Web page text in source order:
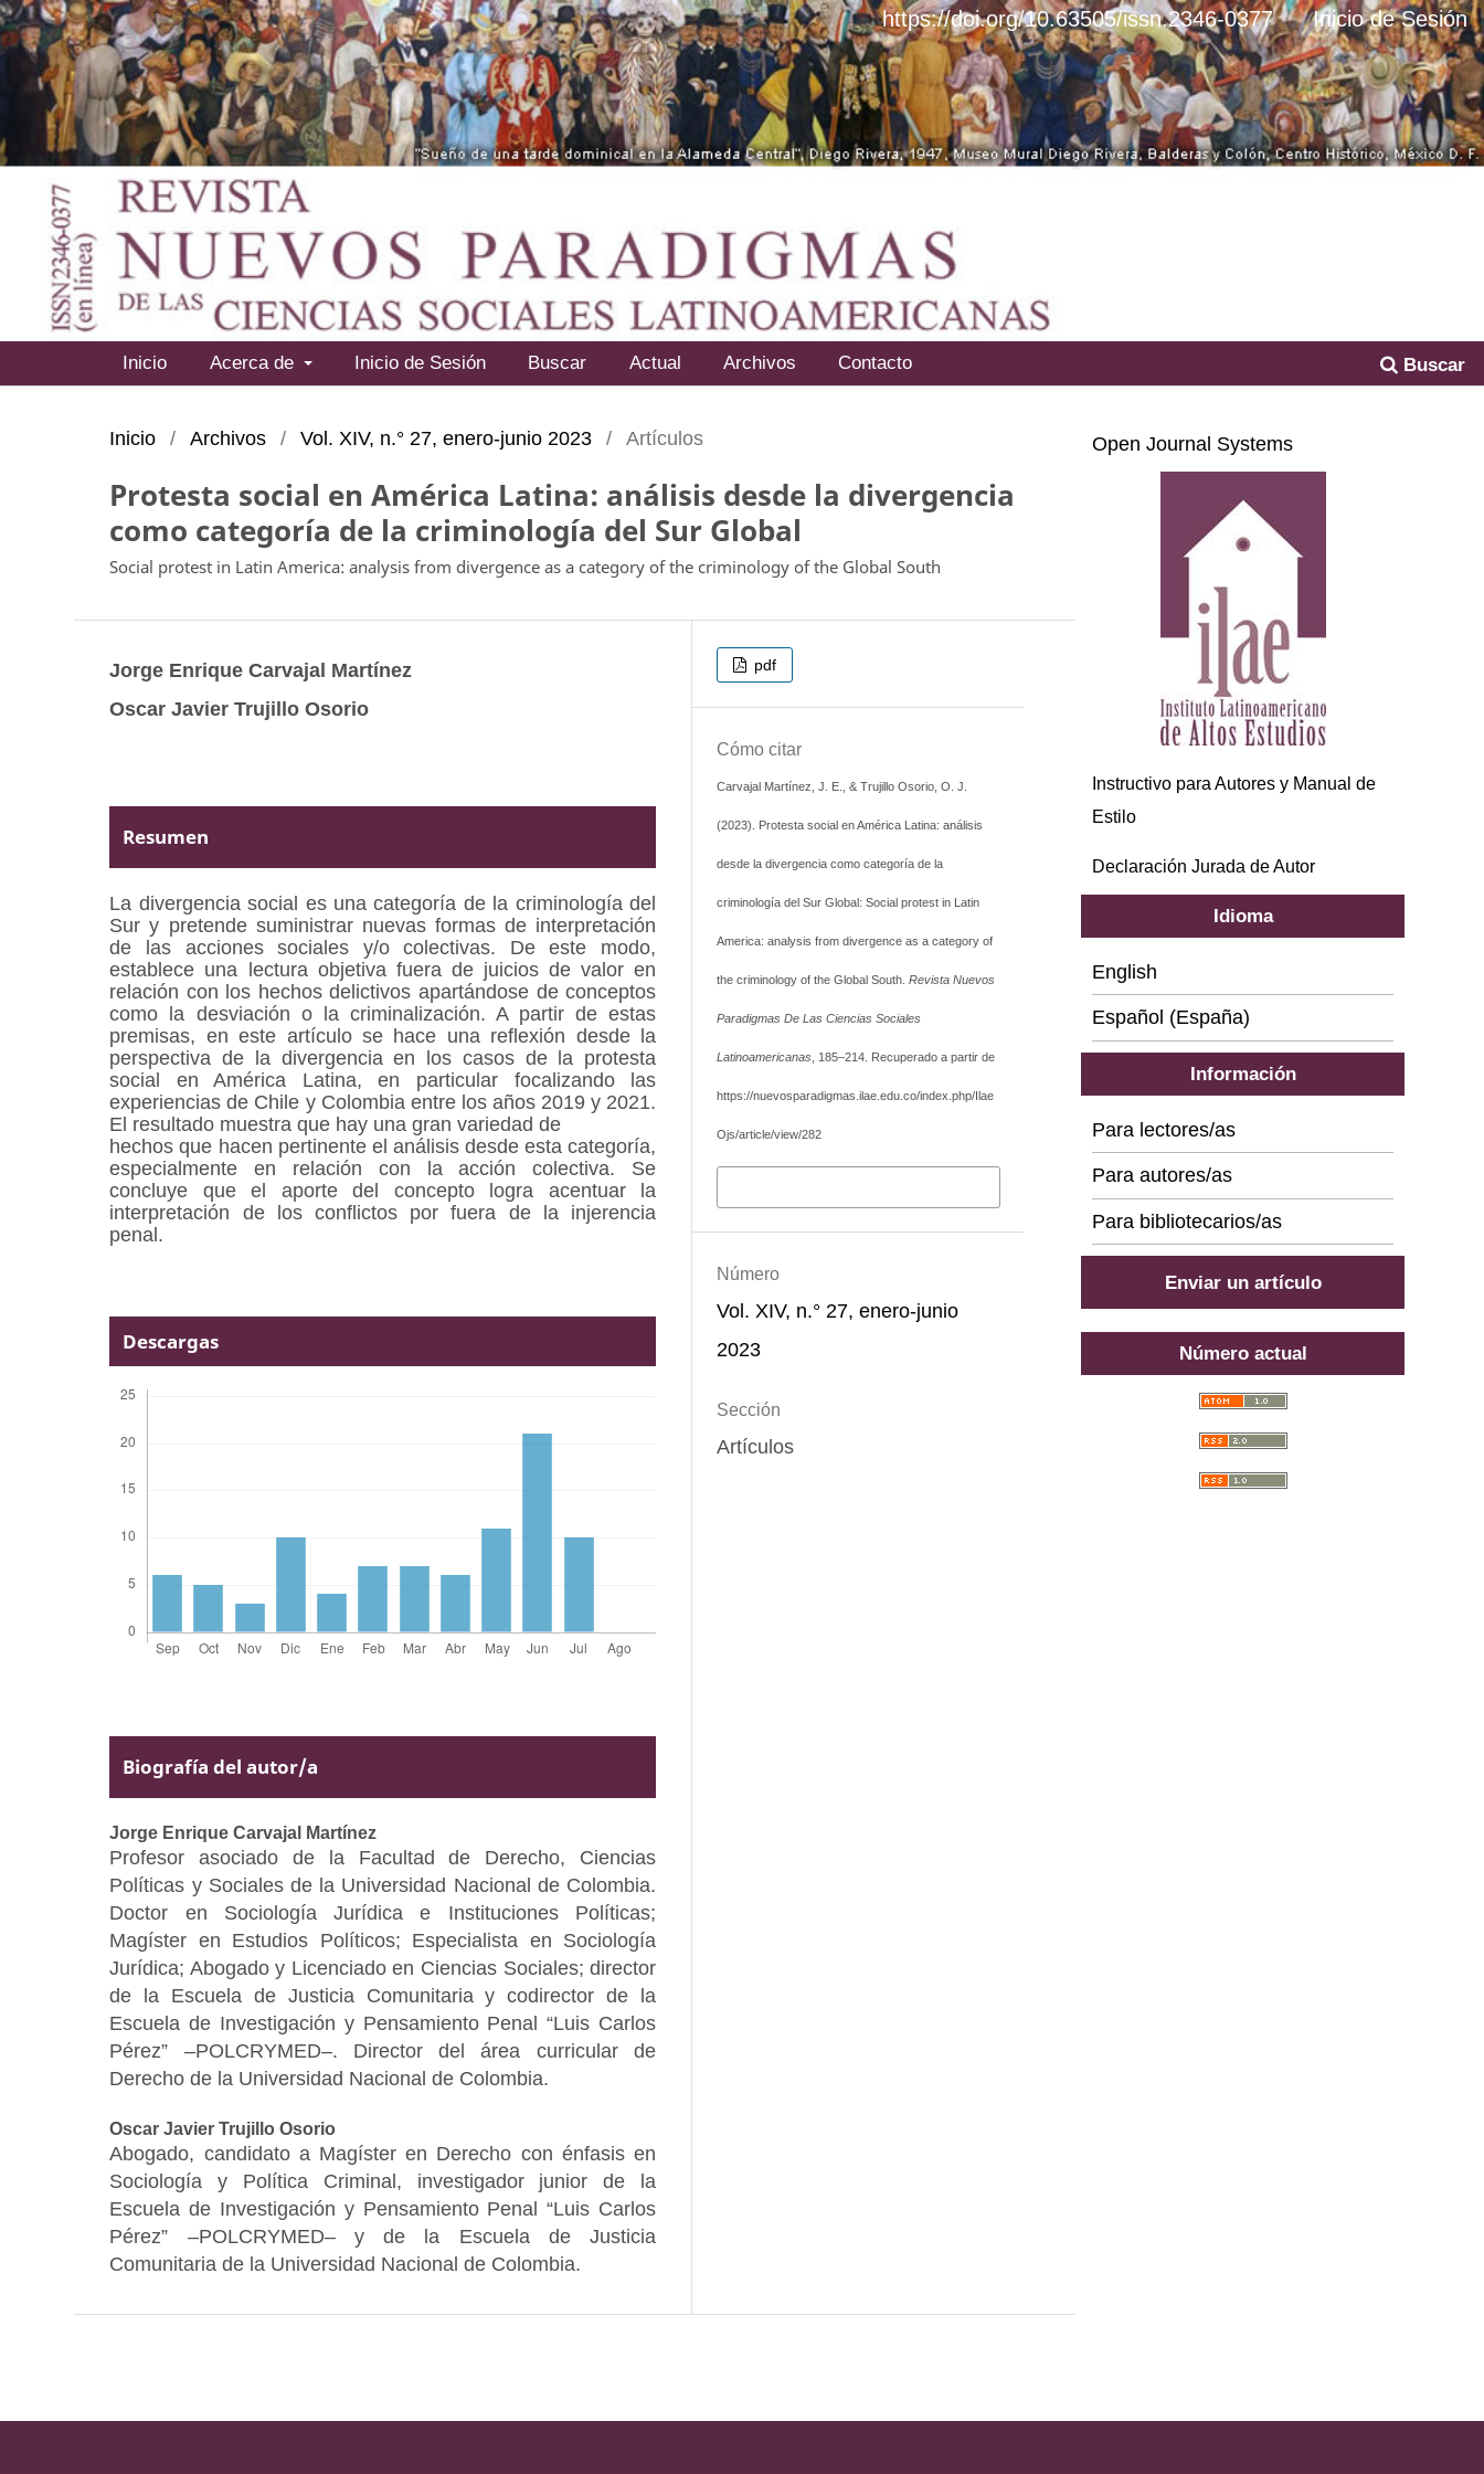
Inicio Acerca de Inicio de Sesión Buscar Actual Archivos Contacto Buscar
https://doi.org/10.63505/issn.2346-0377 Inicio de Sesión
Inicio / Archivos / Vol. XIV, n.° 27, enero-junio 2023 / Artículos
Protesta social en América Latina: análisis desde la divergencia
como categoría de la criminología del Sur Global
Social protest in Latin America: analysis from divergence as a category of the criminology of the Global South
Jorge Enrique Carvajal Martínez
Oscar Javier Trujillo Osorio
Resumen
La divergencia social es una categoría de la criminología del
Sur y pretende suministrar nuevas formas de interpretación
de las acciones sociales y/o colectivas. De este modo,
establece una lectura objetiva fuera de juicios de valor en
relación con los hechos delictivos apartándose de conceptos
como la desviación o la criminalización. A partir de estas
premisas, en este artículo se hace una reflexión desde la
perspectiva de la divergencia en los casos de la protesta
social en América Latina, en particular focalizando las
experiencias de Chile y Colombia entre los años 2019 y 2021.
El resultado muestra que hay una gran variedad de
hechos que hacen pertinente el análisis desde esta categoría,
especialmente en relación con la acción colectiva. Se
concluye que el aporte del concepto logra acentuar la
interpretación de los conflictos por fuera de la injerencia
penal.
Descargas
Biografía del autor/a
Jorge Enrique Carvajal Martínez
Profesor asociado de la Facultad de Derecho, Ciencias
Políticas y Sociales de la Universidad Nacional de Colombia.
Doctor en Sociología Jurídica e Instituciones Políticas;
Magíster en Estudios Políticos; Especialista en Sociología
Jurídica; Abogado y Licenciado en Ciencias Sociales; director
de la Escuela de Justicia Comunitaria y codirector de la
Escuela de Investigación y Pensamiento Penal “Luis Carlos
Pérez” –POLCRYMED–. Director del área curricular de
Derecho de la Universidad Nacional de Colombia.
Oscar Javier Trujillo Osorio
Abogado, candidato a Magíster en Derecho con énfasis en
Sociología y Política Criminal, investigador junior de la
Escuela de Investigación y Pensamiento Penal “Luis Carlos
Pérez” –POLCRYMED– y de la Escuela de Justicia
Comunitaria de la Universidad Nacional de Colombia.
pdf
Cómo citar
Carvajal Martínez, J. E., & Trujillo Osorio, O. J.
(2023). Protesta social en América Latina: análisis
desde la divergencia como categoría de la
criminología del Sur Global: Social protest in Latin
America: analysis from divergence as a category of
the criminology of the Global South. Revista Nuevos
Paradigmas De Las Ciencias Sociales
Latinoamericanas, 185–214. Recuperado a partir de
https://nuevosparadigmas.ilae.edu.co/index.php/Ilae
Ojs/article/view/282
Número
Vol. XIV, n.° 27, enero-junio
2023
Sección
Artículos
Open Journal Systems
Instructivo para Autores y Manual de
Estilo
Declaración Jurada de Autor
Idioma
English
Español (España)
Información
Para lectores/as
Para autores/as
Para bibliotecarios/as
Enviar un artículo
Número actual